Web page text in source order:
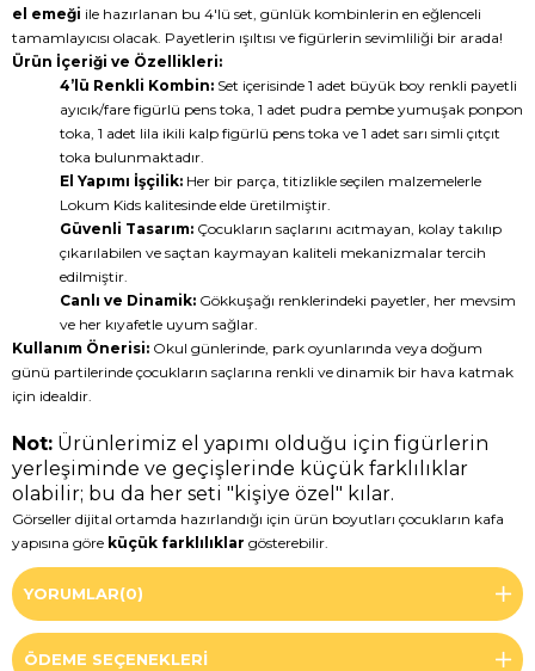
el emeği ile hazırlanan bu 4'lü set, günlük kombinlerin en eğlenceli
tamamlayıcısı olacak. Payetlerin ışıltısı ve figürlerin sevimliliği bir arada!
Ürün İçeriği ve Özellikleri:
4’lü Renkli Kombin: Set içerisinde 1 adet büyük boy renkli payetli
ayıcık/fare figürlü pens toka, 1 adet pudra pembe yumuşak ponpon
toka, 1 adet lila ikili kalp figürlü pens toka ve 1 adet sarı simli çıtçıt
toka bulunmaktadır.
El Yapımı İşçilik: Her bir parça, titizlikle seçilen malzemelerle
Lokum Kids kalitesinde elde üretilmiştir.
Güvenli Tasarım: Çocukların saçlarını acıtmayan, kolay takılıp
çıkarılabilen ve saçtan kaymayan kaliteli mekanizmalar tercih
edilmiştir.
Canlı ve Dinamik: Gökkuşağı renklerindeki payetler, her mevsim
ve her kıyafetle uyum sağlar.
Kullanım Önerisi: Okul günlerinde, park oyunlarında veya doğum
günü partilerinde çocukların saçlarına renkli ve dinamik bir hava katmak
için idealdir.
Not: Ürünlerimiz el yapımı olduğu için figürlerin
yerleşiminde ve geçişlerinde küçük farklılıklar
olabilir; bu da her seti "kişiye özel" kılar.
Görseller dijital ortamda hazırlandığı için ürün boyutları çocukların kafa
yapısına göre küçük farklılıklar gösterebilir.
YORUMLAR(0)
ÖDEME SEÇENEKLERI